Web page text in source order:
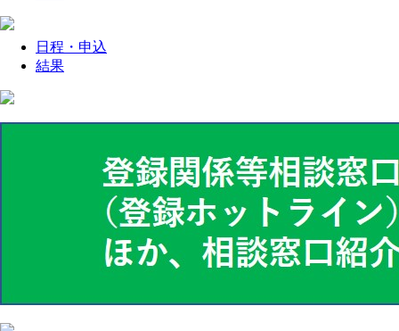
日程・ 申込
結果